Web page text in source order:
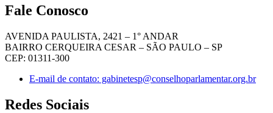
Fale Conosco
AVENIDA PAULISTA, 2421 – 1° ANDAR
BAIRRO CERQUEIRA CESAR – SÃO PAULO – SP
CEP: 01311-300
E-mail de contato: gabinetesp@conselhoparlamentar.org.br
Redes Sociais